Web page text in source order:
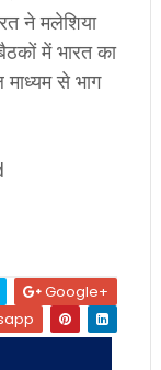
ने मलेशिया
में भारत का
माध्यम से भाग
Google+